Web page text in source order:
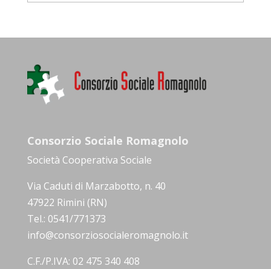
Consorzio Sociale Romagnolo
Società Cooperativa Sociale
Via Caduti di Marzabotto, n. 40
47922 Rimini (RN)
Tel.: 0541/771373
info@consorziosocialeromagnolo.it
C.F./P.IVA: 02 475 340 408